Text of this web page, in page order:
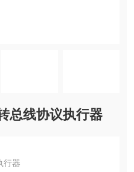
总线协议执行器
行器